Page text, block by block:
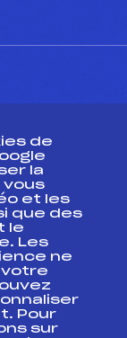
Suivi
de
la
et les
que des
le
Les
ne
votre
Pour
sur